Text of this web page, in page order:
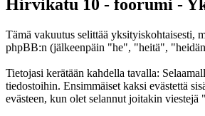
Hirvikatu 10 - foorumi -
Tämä vakuutus selittää
phpBB:n (jälkeenpäin "he", "heitä",
Tietojasi kerätään kahdella tavalla:
tiedostoihin. Ensimmäiset kaksi evästettä
evästeen, kun olet selannut joitakin